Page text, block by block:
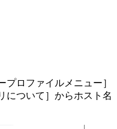
ロファイルメニュー］
について］からホスト名